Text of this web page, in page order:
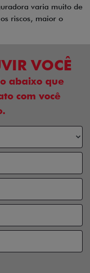
varia muito de
riscos, maior o
VOCÊ
abaixo que
com você